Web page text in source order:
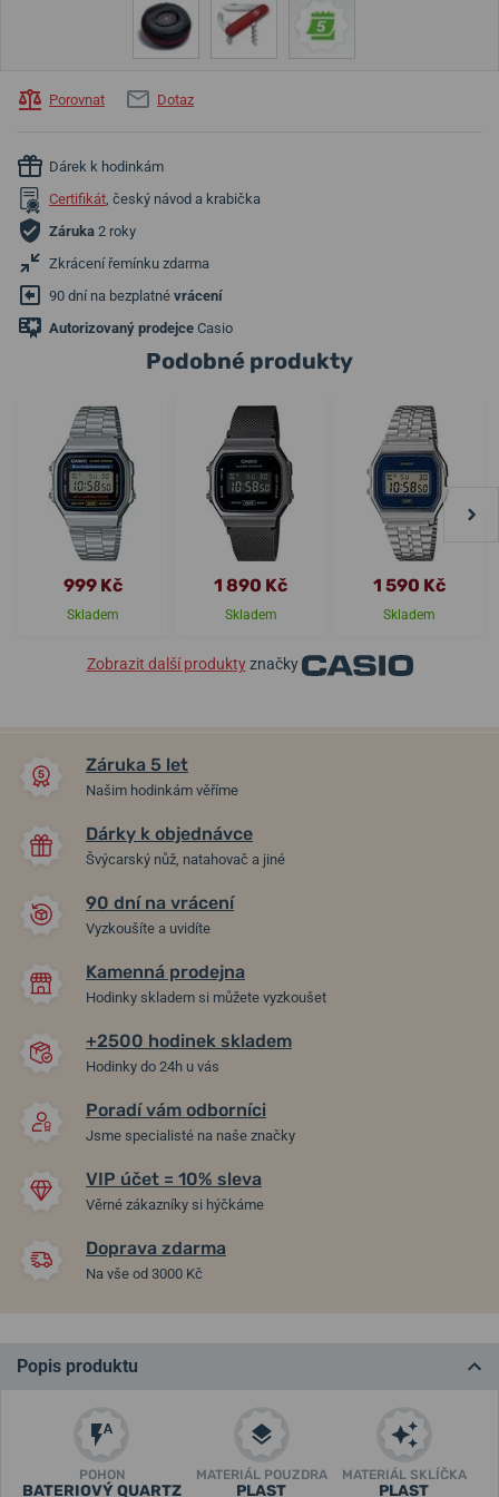
Porovnat Dotaz
Dárek k hodinkám
Certifikát, český návod a krabička
Záruka 2 roky
Zkrácení řemínku zdarma
90 dní na bezplatné vrácení
Autorizovaný prodejce Casio
Podobné produkty
999 Kč
Skladem
1 890 Kč
Skladem
1 590 Kč
Skladem
Zobrazit další produktyznačky
Záruka 5 let
Našim hodinkám věříme
Dárky k objednávce
Švýcarský nůž, natahovač a jiné
90 dní na vrácení
Vyzkoušíte a uvidíte
Kamenná prodejna
Hodinky skladem si můžete vyzkoušet
+2500 hodinek skladem
Hodinky do 24h u vás
Poradí vám odborníci
Jsme specialisté na naše značky
VIP účet = 10% sleva
Věrné zákazníky si hýčkáme
Doprava zdarma
Na vše od 3000 Kč
Popis produktu
POHON
BATERIOVÝ QUARTZ
MATERIÁL POUZDRA
PLAST
MATERIÁL SKLÍČKA
PLAST